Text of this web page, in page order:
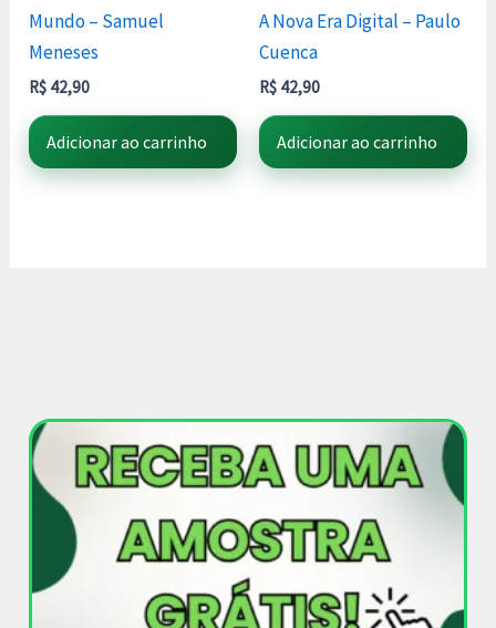
Mundo – Samuel
Meneses
R$ 42,90
Adicionar ao carrinho
A Nova Era Digital – Paulo
Cuenca
R$ 42,90
Adicionar ao carrinho